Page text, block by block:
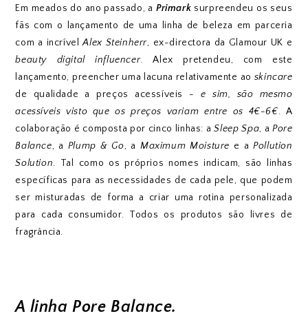
Em meados do ano passado, a Primark surpreendeu os seus
fãs com o lançamento de uma linha de beleza em parceria
com a incrívelAlex Steinherr, ex-directora da Glamour UK e
beauty digital influencer. Alex pretendeu, com este
lançamento, preencher uma lacuna relativamente ao skincare
de qualidade a preços acessíveis - e sim, são mesmo
acessíveis visto que os preços variam entre os 4€-6€. A
colaboração é composta por cinco linhas: aSleep Spa, aPore
Balance, a Plump & Go, a Maximum Moisture e aPollution
Solution. Tal como os próprios nomes indicam, são linhas
específicas para as necessidades de cada pele, que podem
ser misturadas de forma a criar uma rotina personalizada
para cada consumidor. Todos os produtos são livres de
fragrância.
A linha Pore Balance.